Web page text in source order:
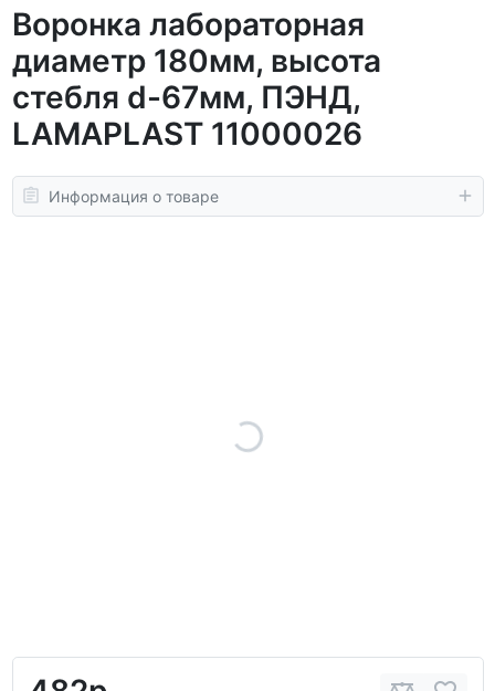
Воронка лабораторная
диаметр 180мм, высота
стебля d-67мм, ПЭНД,
LAMAPLAST 11000026
Информация о товаре